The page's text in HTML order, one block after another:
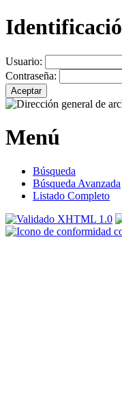
Usuario:
Contraseña:
Menú
Búsqueda
Búsqueda Avanzada
Listado Completo